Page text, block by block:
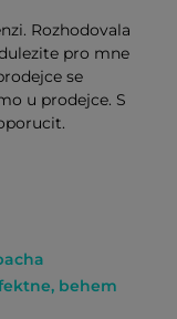
Rozhodovala
pro mne
se
u prodejce. S
behem